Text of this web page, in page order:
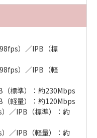
）／IPB（標
）／IPB（軽
標準）：約230Mbps
軽量）：約120Mbps
／IPB（標準）：約
／IPB（軽量）：約